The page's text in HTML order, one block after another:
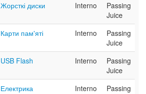
Жорсткі диски
Interno
Passing
Juice
Карти пам'яті
Interno
Passing
Juice
USB Flash
Interno
Passing
Juice
Електрика
Interno
Passing